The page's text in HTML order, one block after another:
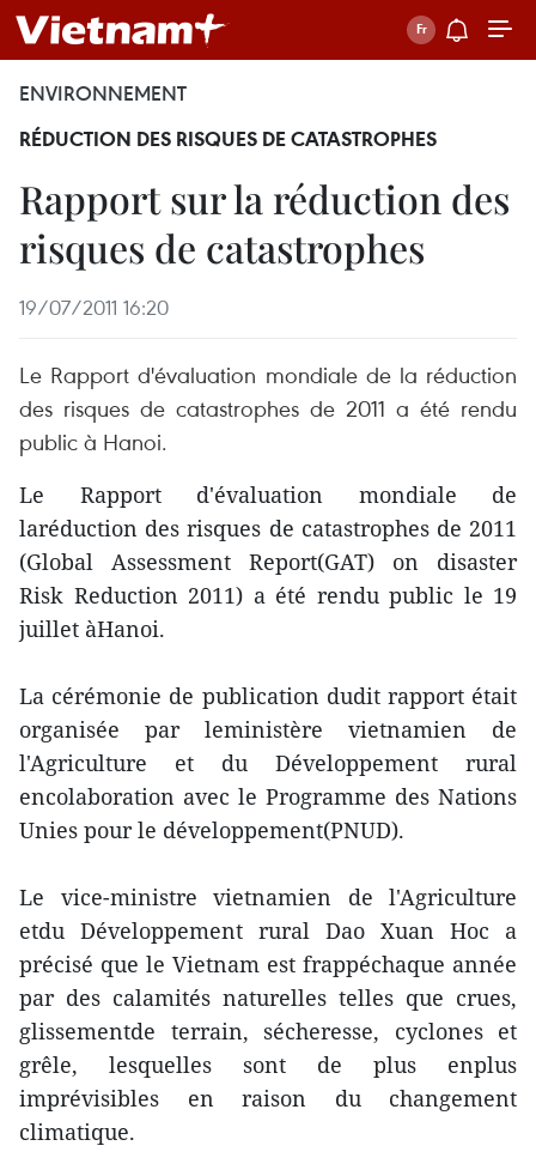
ENVIRONNEMENT
RÉDUCTION DES RISQUES DE CATASTROPHES
Rapport sur la réduction des
risques de catastrophes
19/07/2011 16:20
Le Rapport d'évaluation mondiale de la réduction
des risques de catastrophes de 2011 a été rendu
public à Hanoi.
Le Rapport d'évaluation mondiale de
laréduction des risques de catastrophes de 2011
(Global Assessment Report(GAT) on disaster
Risk Reduction 2011) a été rendu public le 19
juillet àHanoi.
La cérémonie de publication dudit rapport était
organisée par leministère vietnamien de
l'Agriculture et du Développement rural
encolaboration avec le Programme des Nations
Unies pour le développement(PNUD).
Le vice-ministre vietnamien de l'Agriculture
etdu Développement rural Dao Xuan Hoc a
précisé que le Vietnam est frappéchaque année
par des calamités naturelles telles que crues,
glissementde terrain, sécheresse, cyclones et
grêle, lesquelles sont de plus enplus
imprévisibles en raison du changement
climatique.